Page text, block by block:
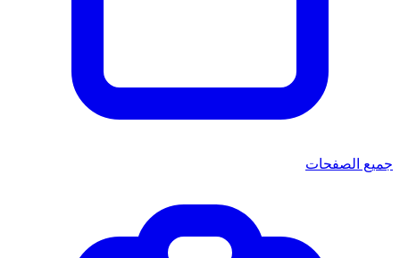
جميع الصفحات